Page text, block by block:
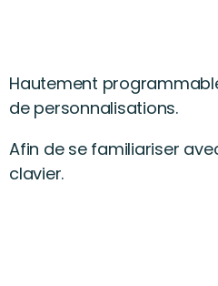
Hautement
de personnalisations.
Afin de se familiariser
clavier.